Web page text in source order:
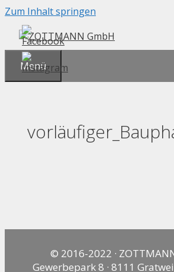
Zum Inhalt springen
Menü
© 2016-2022 ·
Gewerbepark 8 · 8111